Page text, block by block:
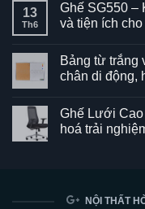
13
Th6
Ghế SG550 –
và tiện ích
bình
luận
ở
–
Kết
hợp
và
Bảng từ trắng
chân di động,
bình
luận
ở
chuyên
Ghế Lưới Cao
hoá trải
Ghế
NỘI THẤT